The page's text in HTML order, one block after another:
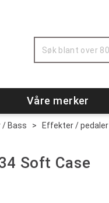
Våre merker
/ Bass > Effekter / pedaler
Soft Case